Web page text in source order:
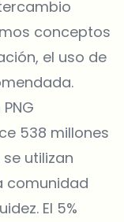
conceptos
el uso de
538 millones
se utilizan
comunidad
El 5%